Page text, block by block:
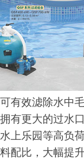
有效滤除水中
有更大的过水
上乐园等高负
配比，大幅提